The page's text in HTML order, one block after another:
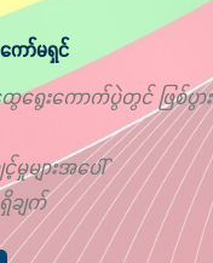
ော်မရှင်
ရွေးကောက်ပွဲတွင် ဖြစ်ပွား
များအပေါ်
ချက်